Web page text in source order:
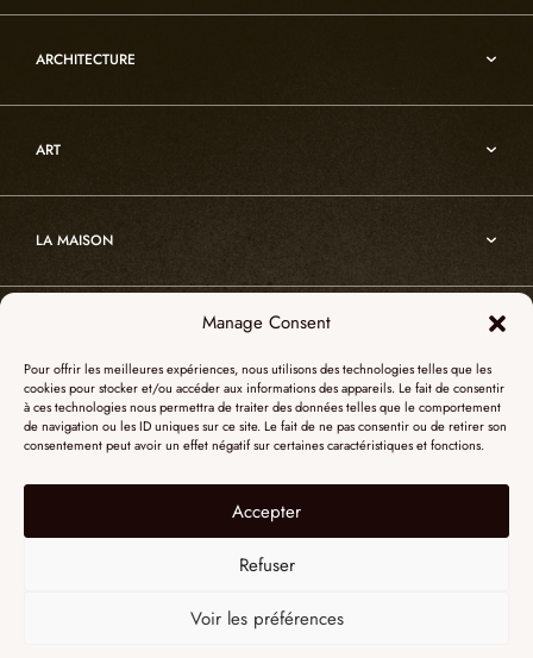
Manage Consent
Pour offrir les meilleures expériences, nous utilisons des technologies telles que les
cookies pour stocker et/ou accéder aux informations des appareils. Le fait de consentir
à ces technologies nous permettra de traiter des données telles que le comportement
de navigation ou les ID uniques sur ce site. Le fait de ne pas consentir ou de retirer son
consentement peut avoir un effet négatif sur certaines caractéristiques et fonctions.
Accepter
Refuser
Voir les préférences
Vesuve
Incandescence
Atelier
Cristal de roche
Edition
Luminaires en cristal de roche
Mobiliers d’art usuel
Décoration
ARCHITECTURE
Sur-mesure
Nos références
ART
LA MAISON
L’atelier
Catalogues
Revue de presse
L’albâtre
55, Quai des Grands Augustins
75006 Paris
+ 33 (0)1 73 95 03 20
SHOWROOM NEW YORK
51 Hudson street
contactusa@alainellouzparis.com